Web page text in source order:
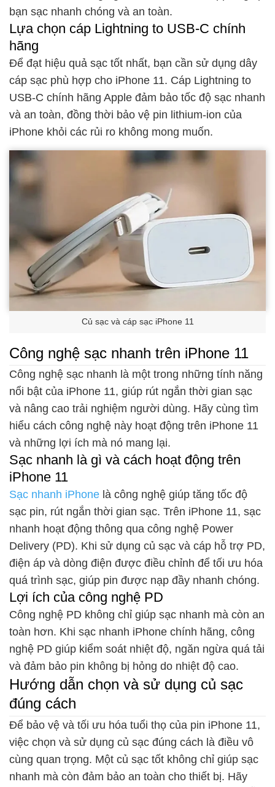
bạn sạc nhanh chóng và an toàn.
Lựa chọn cáp Lightning to USB-C chính
hãng
Để đạt hiệu quả sạc tốt nhất, bạn cần sử dụng dây
cáp sạc phù hợp cho iPhone 11. Cáp Lightning to
USB-C chính hãng Apple đảm bảo tốc độ sạc nhanh
và an toàn, đồng thời bảo vệ pin lithium-ion của
iPhone khỏi các rủi ro không mong muốn.
Củ sạc và cáp sạc iPhone 11
Công nghệ sạc nhanh trên iPhone 11
Công nghệ sạc nhanh là một trong những tính năng
nổi bật của iPhone 11, giúp rút ngắn thời gian sạc
và nâng cao trải nghiệm người dùng. Hãy cùng tìm
hiểu cách công nghệ này hoạt động trên iPhone 11
và những lợi ích mà nó mang lại.
Sạc nhanh là gì và cách hoạt động trên
iPhone 11
Sạc nhanh iPhone là công nghệ giúp tăng tốc độ
sạc pin, rút ngắn thời gian sạc. Trên iPhone 11, sạc
nhanh hoạt động thông qua công nghệ Power
Delivery (PD). Khi sử dụng củ sạc và cáp hỗ trợ PD,
điện áp và dòng điện được điều chỉnh để tối ưu hóa
quá trình sạc, giúp pin được nạp đầy nhanh chóng.
Lợi ích của công nghệ PD
Công nghệ PD không chỉ giúp sạc nhanh mà còn an
toàn hơn. Khi sạc nhanh iPhone chính hãng, công
nghệ PD giúp kiểm soát nhiệt độ, ngăn ngừa quá tải
và đảm bảo pin không bị hỏng do nhiệt độ cao.
Hướng dẫn chọn và sử dụng củ sạc
đúng cách
Để bảo vệ và tối ưu hóa tuổi thọ của pin iPhone 11,
việc chọn và sử dụng củ sạc đúng cách là điều vô
cùng quan trọng. Một củ sạc tốt không chỉ giúp sạc
nhanh mà còn đảm bảo an toàn cho thiết bị. Hãy